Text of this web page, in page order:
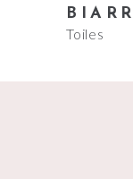
Toiles